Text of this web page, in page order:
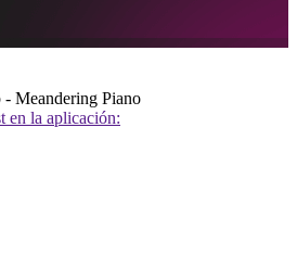
- Meandering Piano
en la aplicación: